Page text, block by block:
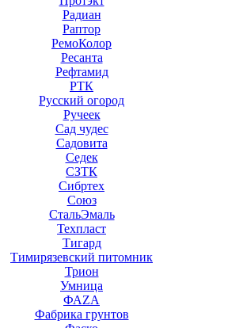
Радиан
Раптор
РемоКолор
Ресанта
Рефтамид
РТК
Русский огород
Ручеек
Сад чудес
Садовита
Седек
СЗТК
Сибртех
Союз
СтальЭмаль
Техпласт
Тигард
Тимирязевский питомник
Трион
Умница
ФАZА
Фабрика грунтов